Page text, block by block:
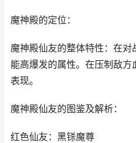
魔神殿的定位：
魔神殿仙友的整体特性：在
能高爆发的属性。在压制敌
表现。
魔神殿仙友的图鉴及解析：
红色仙友：黑铩魔尊